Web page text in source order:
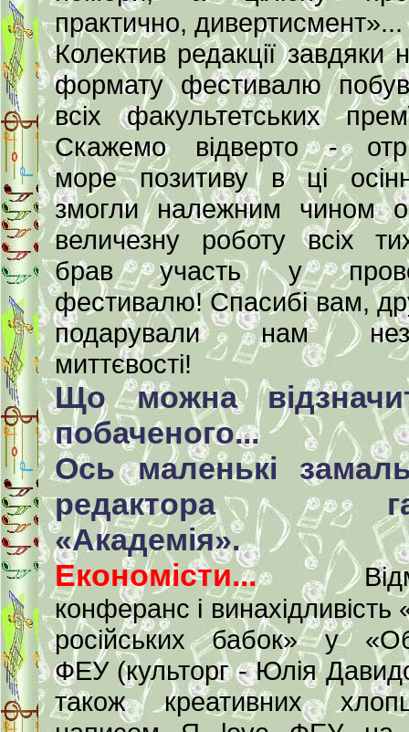
практично, дивертисмент»...
Колектив редакції завдяки
формату фестивалю
всіх факультетських
Скажемо відверто -
море позитиву в ці
змогли належним чином
величезну роботу всіх
брав участь у
фестивалю! Спасибі вам,
подарували нам
миттєвості!
Що можна
побаченого...
Ось маленькі
редактора
«Академія».
Економісти...
конферанс і винахідливість
російських бабок» у
ФЕУ (культорг - Юлія
також креативних